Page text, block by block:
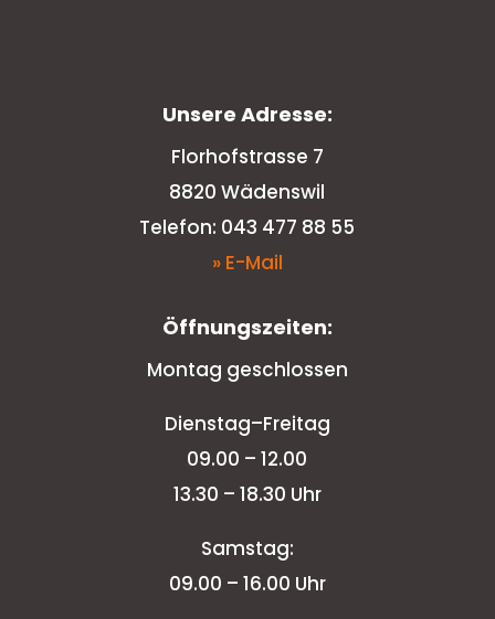
Unsere Adresse:
Florhofstrasse 7
8820 Wädenswil
Telefon: 043 477 88 55
» E-Mail
Öffnungszeiten:
Montag geschlossen
Dienstag–Freitag
09.00 – 12.00
13.30 – 18.30 Uhr
Samstag:
09.00 – 16.00 Uhr